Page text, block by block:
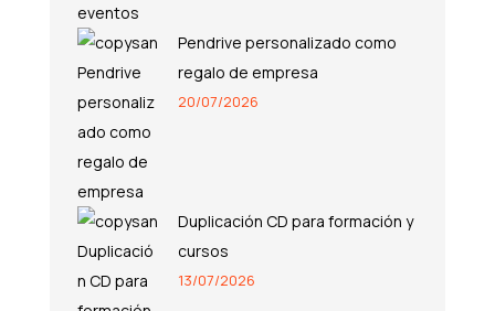
Pendrive personalizado como
regalo de empresa
20/07/2026
Duplicación CD para formación y
cursos
13/07/2026